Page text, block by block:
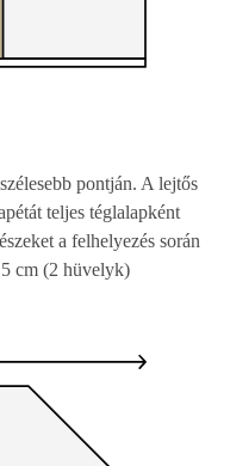
pontján. A lejtős
teljes téglalapként
a felhelyezés során
cm (2 hüvelyk)